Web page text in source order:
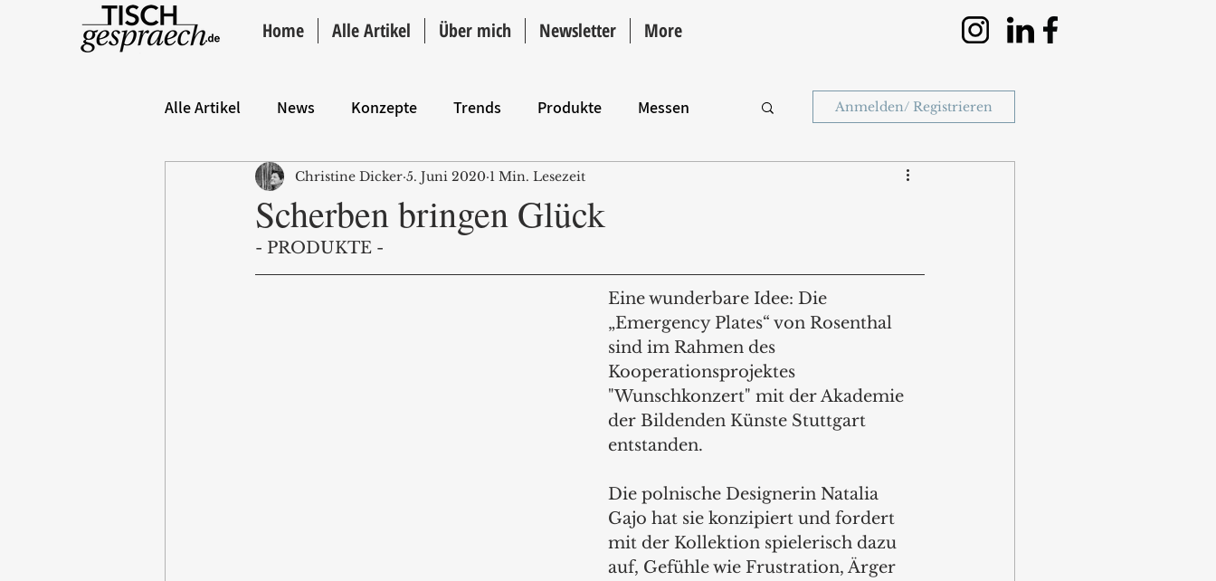
Home Alle Artikel Über mich Newsletter More
Alle Artikel News Konzepte Trends Produkte Messen
Hintergrund ANZEIGE Intro
Anmelden/ Registrieren
Scherben bringen Glück
Christine Dicker 5. Juni 2020 1 Min. Lesezeit
- PRODUKTE -
Eine wunderbare Idee: Die
„Emergency Plates“ von Rosenthal
sind im Rahmen des
Kooperationsprojektes
"Wunschkonzert" mit der Akademie
der Bildenden Künste Stuttgart
entstanden.
Die polnische Designerin Natalia
Gajo hat sie konzipiert und fordert
mit der Kollektion spielerisch dazu
auf, Gefühle wie Frustration, Ärger